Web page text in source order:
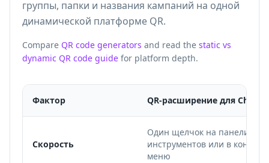
группы, папки и названия кампаний на одной
динамической платформе QR.
Compare QR code generators and read the static vs
dynamic QR code guide for platform depth.
Фактор QR-расширение для
Скорость
Один щелчок на панели
инструментов или в
меню